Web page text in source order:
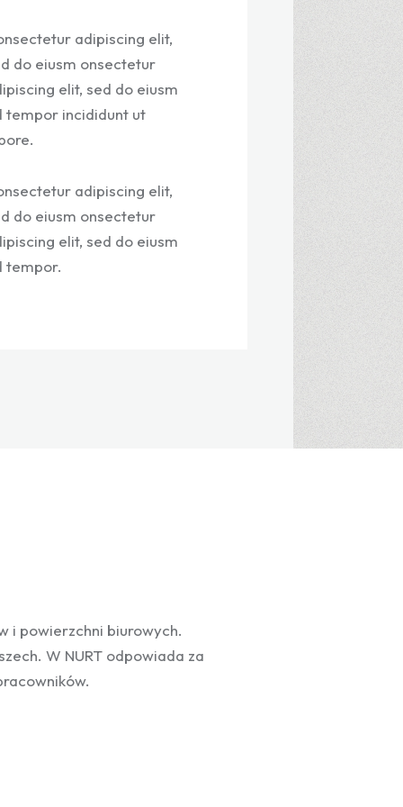
adipiscing elit,
do eiusm onsectetur
elit, sed do eiusm
tempor incididunt ut
adipiscing elit,
do eiusm onsectetur
elit, sed do eiusm
tempor.
i powierzchni biurowych.
W NURT odpowiada za